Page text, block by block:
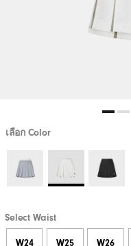
เลือก Color
Select Waist
W24 W25 W26